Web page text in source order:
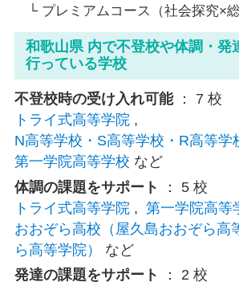
プレミアムコース（社会探究×
和歌山県 内で不登校や体調・発
行っている学校
不登校時の受け入れ可能 ： 7 校
トライ式高等学院,
N高等学校・S高等学校・R高等学
第一学院高等学校 など
体調の課題をサポート
： 5 校
トライ式高等学院, 第一学院高等
おおぞら高校（屋久島おおぞら高
ら高等学院）
など
発達の課題をサポート
： 2 校